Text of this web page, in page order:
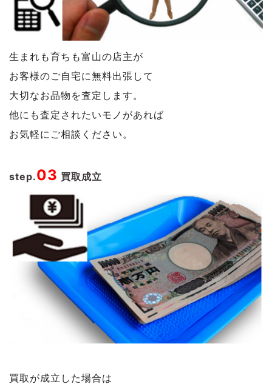
生まれも育ちも富山の店主が
お客様のご自宅に無料出張して
大切なお品物を査定します。
他にも査定されたいモノがあれば
お気軽にご相談ください。
step.03 買取成立
買取が成立した場合は